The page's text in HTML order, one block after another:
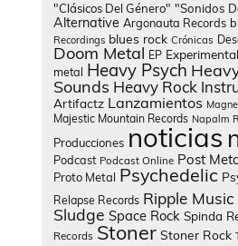
"Clásicos Del Género" "Sonidos
Alternative Argonauta Records
Recordings blues rock Crónicas
Doom Metal EP Experimental
metal Heavy Psych
Sounds Heavy Rock
Artifactz Lanzamientos
Majestic Mountain Records Napalm
Producciones noticias
Podcast Podcast Online Post
Proto Metal Psychedelic
Relapse Records Ripple Music
Sludge Space Rock Spinda
Records Stoner Stoner Rock